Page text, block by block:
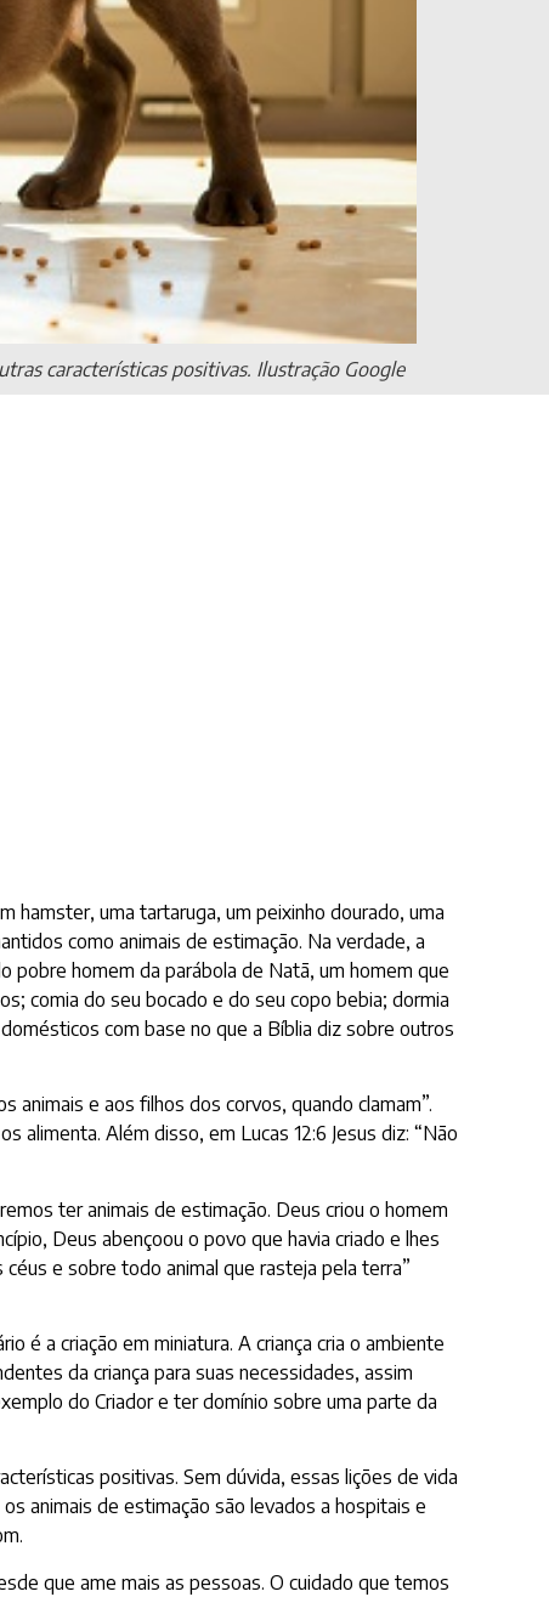
características positivas. Ilustração Google
hamster, uma tartaruga, um peixinho dourado, uma
como animais de estimação. Na verdade, a
pobre homem da parábola de Natã, um homem que
comia do seu bocado e do seu copo bebia; dormia
com base no que a Bíblia diz sobre outros
animais e aos filhos dos corvos, quando clamam”.
alimenta. Além disso, em Lucas 12:6 Jesus diz: “Não
ter animais de estimação. Deus criou o homem
Deus abençoou o povo que havia criado e lhes
e sobre todo animal que rasteja pela terra”
é a criação em miniatura. A criança cria o ambiente
da criança para suas necessidades, assim
do Criador e ter domínio sobre uma parte da
positivas. Sem dúvida, essas lições de vida
animais de estimação são levados a hospitais e
que ame mais as pessoas. O cuidado que temos